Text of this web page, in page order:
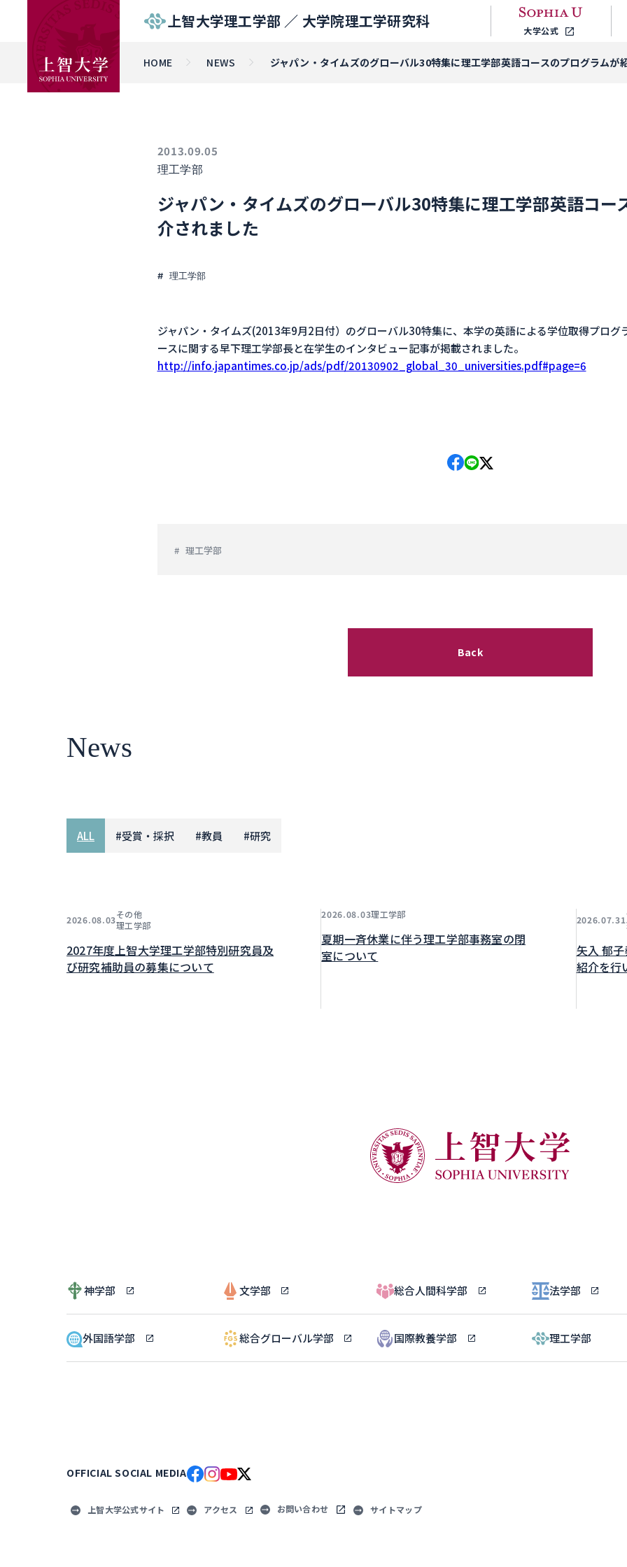
上智大学理工学部 ／ 大学院理工学研究科 大学公式
HOME NEWS ジャパン・タイムズのグローバル30特集に理工学部英語コースのプログラムが
2013.09.05
理工学部
ジャパン・タイムズのグローバル30特集に理工学部英語コー
介されました
理工学部
ジャパン・タイムズ(2013年9月2日付）のグローバル30特集に、本学の英語による学位取得プログ
ースに関する早下理工学部長と在学生のインタビュー記事が掲載されました。
http://info.japantimes.co.jp/ads/pdf/20130902_global_30_universities.pdf#page=6
理工学部
Back
News
ALL #受賞・採択 #教員 #研究
2026.08.03その他
理工学部
2027年度上智大学理工学部特別研究員及
び研究補助員の募集について
2026.08.03理工学部
夏期一斉休業に伴う理工学部事務室の閉
室について
2026.07.31
矢入 郁
紹介を行
神学部 文学部 総合人間科学部 法学部
外国語学部 総合グローバル学部 国際教養学部 理工学部
OFFICIAL SOCIAL MEDIA
上智大学公式サイト アクセス お問い合わせ サイトマップ